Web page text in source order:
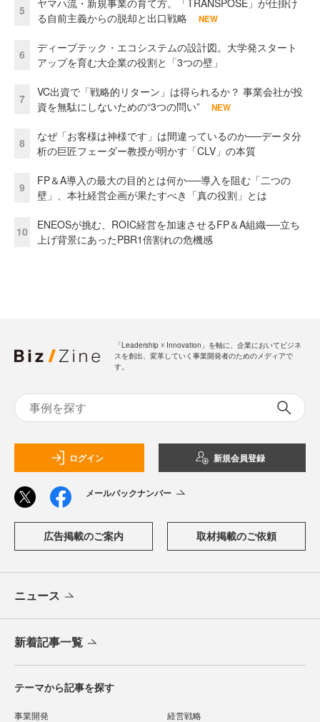
5
る自前主義からの脱却と出口戦略
NEW
6
ディープテック・エコシステムの設計図。大学発スタート
アップを育む大企業の役割と「3つの壁」
7
VC出資で「戦略的リターン」は得られるか？ 事業会社が投
資を無駄にしないための“3つの問い”
NEW
8
なぜ「お客様は神様です」は間違っているのか──データ分
析の巨匠フェーダー教授が明かす「CLV」の本質
9
FP＆A導入の最大の目的とは何か──導入を阻む「二つの
壁」、本社経営企画が果たすべき「真の役割」とは
10
ENEOSが挑む、ROIC経営を加速させるFP＆A組織──立ち
上げ背景にあったPBR1倍割れの危機感
「Leadership ☓ Innovation」を軸に、企業においてビジネ
スを創出、変革していく事業開発者のためのメディアで
す。
ログイン 新規会員登録
メールバックナンバー
広告掲載のご案内 取材掲載のご依頼
ニュース
新着記事一覧
テーマから記事を探す
事業開発 経営戦略